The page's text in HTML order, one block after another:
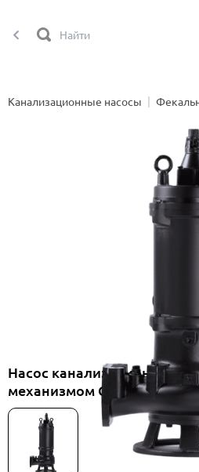
Канализационные насосы
Насос канализационный
механизмом CNP 50WQ10-